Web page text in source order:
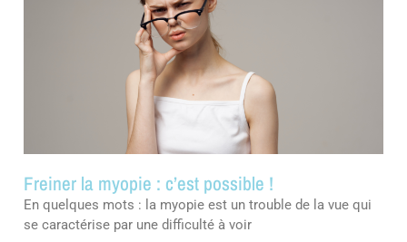
Freiner la myopie : c’est possible !
En quelques mots : la myopie est un trouble de la vue qui
se caractérise par une difficulté à voir